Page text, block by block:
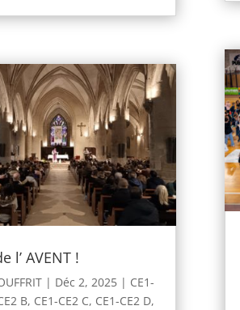
l’ AVENT !
| Déc 2, 2025| CE1-
B, CE1-CE2 C, CE1-CE2 D,